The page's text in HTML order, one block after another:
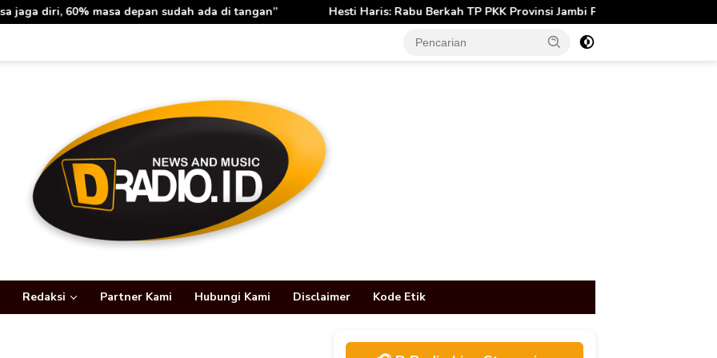
sudah ada di tangan” Hesti Haris: Rabu Berkah TP PKK Provinsi Jambi Perkuat Literasi Keuangan dan Budaya
Redaksi Partner Kami Hubungi Kami Disclaimer Kode Etik